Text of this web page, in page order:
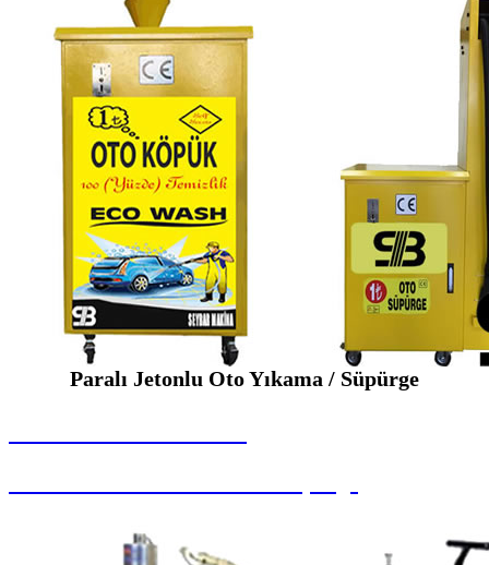
Paralı Jetonlu Oto Yıkama / Süpürge